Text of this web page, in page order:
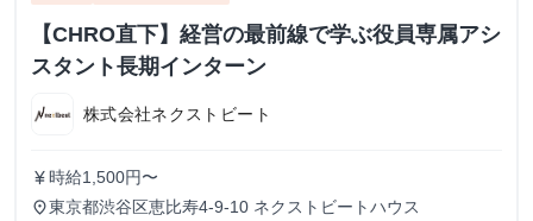
【CHRO直下】経営の最前線で学ぶ役員専属アシ
スタント長期インターン
株式会社ネクストビート
currency_yen 時給1,500円〜
place東京都渋谷区恵比寿4-9-10 ネクストビートハウス